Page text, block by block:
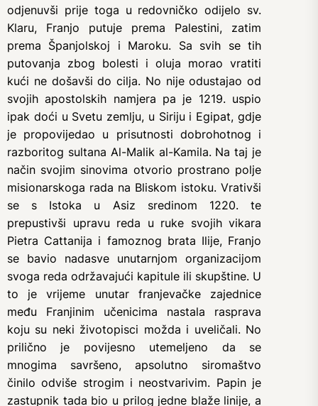
odjenuvši prije toga u redovničko odijelo sv.
Klaru, Franjo putuje prema Palestini, zatim
prema Španjolskoj i Maroku. Sa svih se tih
putovanja zbog bolesti i oluja morao vratiti
kući ne došavši do cilja. No nije odustajao od
svojih apostolskih namjera pa je 1219. uspio
ipak doći u Svetu zemlju, u Siriju i Egipat, gdje
je propovijedao u prisutnosti dobrohotnog i
razboritog sultana Al-Malik al-Kamila. Na taj je
način svojim sinovima otvorio prostrano polje
misionarskoga rada na Bliskom istoku. Vrativši
se s Istoka u Asiz sredinom 1220. te
prepustivši upravu reda u ruke svojih vikara
Pietra Cattanija i famoznog brata Ilije, Franjo
se bavio nadasve unutarnjom organizacijom
svoga reda održavajući kapitule ili skupštine. U
to je vrijeme unutar franjevačke zajednice
među Franjinim učenicima nastala rasprava
koju su neki životopisci možda i uveličali. No
prilično je povijesno utemeljeno da se
mnogima savršeno, apsolutno siromaštvo
činilo odviše strogim i neostvarivim. Papin je
zastupnik tada bio u prilog jedne blaže linije, a